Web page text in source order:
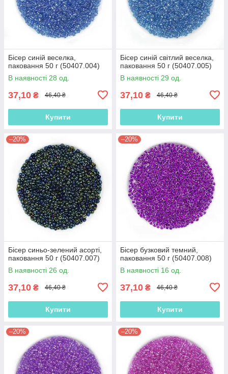
Бісер синій веселка,
паковання 50 г (50407.004)
В наявності 28 од.
37,10 ₴ 46,40 ₴
Купити
Бісер синій світлий веселка,
паковання 50 г (50407.005)
В наявності 29 од.
37,10 ₴ 46,40 ₴
Купити
–20%
Бісер синьо-зелений асорті,
паковання 50 г (50407.007)
В наявності 26 од.
37,10 ₴ 46,40 ₴
Купити
–20%
Бісер бузковий темний,
паковання 50 г (50407.008)
В наявності 16 од.
37,10 ₴ 46,40 ₴
Купити
–20% –20%